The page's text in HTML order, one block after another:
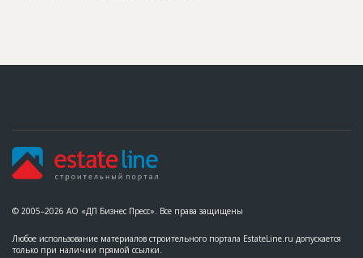
© 2005–2026 АО «ДП Бизнес Пресс». Все права защищены
Любое использование материалов строительного портала EstateLine.ru допускается
только при наличии прямой ссылки.